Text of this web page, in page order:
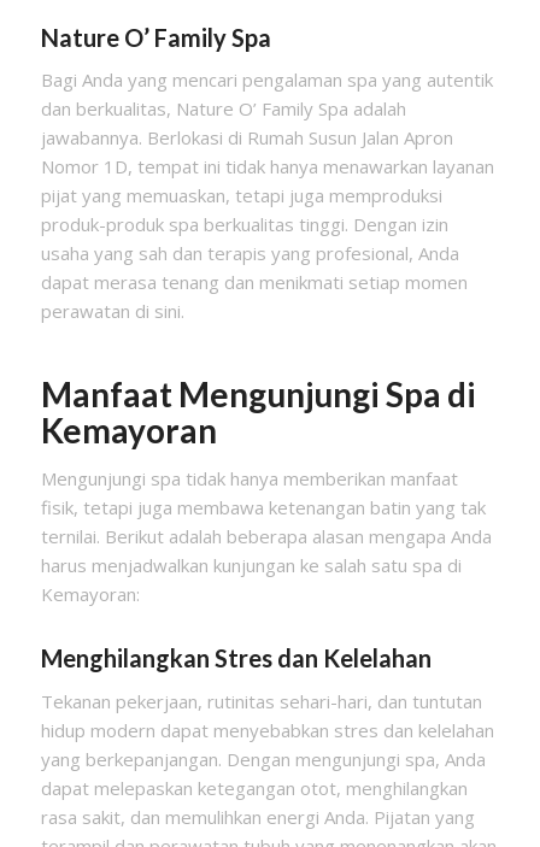
Nature O’ Family Spa
Bagi Anda yang mencari pengalaman spa yang autentik
dan berkualitas, Nature O’ Family Spa adalah
jawabannya. Berlokasi di Rumah Susun Jalan Apron
Nomor 1D, tempat ini tidak hanya menawarkan layanan
pijat yang memuaskan, tetapi juga memproduksi
produk-produk spa berkualitas tinggi. Dengan izin
usaha yang sah dan terapis yang profesional, Anda
dapat merasa tenang dan menikmati setiap momen
perawatan di sini.
Manfaat Mengunjungi Spa di
Kemayoran
Mengunjungi spa tidak hanya memberikan manfaat
fisik, tetapi juga membawa ketenangan batin yang tak
ternilai. Berikut adalah beberapa alasan mengapa Anda
harus menjadwalkan kunjungan ke salah satu spa di
Kemayoran:
Menghilangkan Stres dan Kelelahan
Tekanan pekerjaan, rutinitas sehari-hari, dan tuntutan
hidup modern dapat menyebabkan stres dan kelelahan
yang berkepanjangan. Dengan mengunjungi spa, Anda
dapat melepaskan ketegangan otot, menghilangkan
rasa sakit, dan memulihkan energi Anda. Pijatan yang